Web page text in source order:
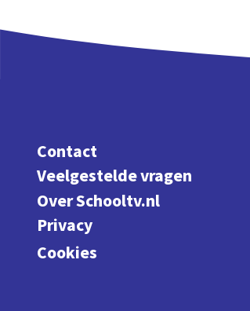
Contact
Veelgestelde vragen
Over Schooltv.nl
Privacy
Cookies